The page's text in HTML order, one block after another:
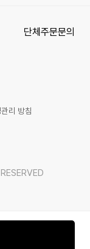
단체주문문의
리 방침